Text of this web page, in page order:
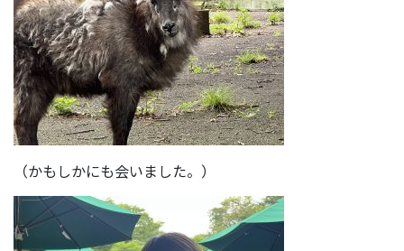
（かもしかにも会いました。）